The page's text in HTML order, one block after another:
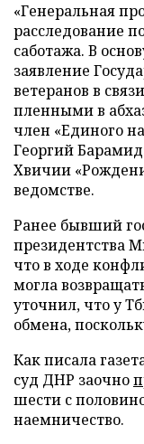
«Генеральная
расследование
саботажа. В
заявление
ветеранов в
пленными в
член «Единого
Георгий
Хвичии
ведомстве.
Ранее бывший
президентства
что в ходе
могла
уточнил, что у
обмена,
Как писала
суд ДНР заочно
шести с
наемничество.